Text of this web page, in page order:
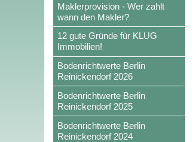
Maklerprovision - Wer zahlt
wann den Makler?
12 gute Gründe für KLUG
Immobilien!
Bodenrichtwerte Berlin
Reinickendorf 2026
Bodenrichtwerte Berlin
Reinickendorf 2025
Bodenrichtwerte Berlin
Reinickendorf 2024